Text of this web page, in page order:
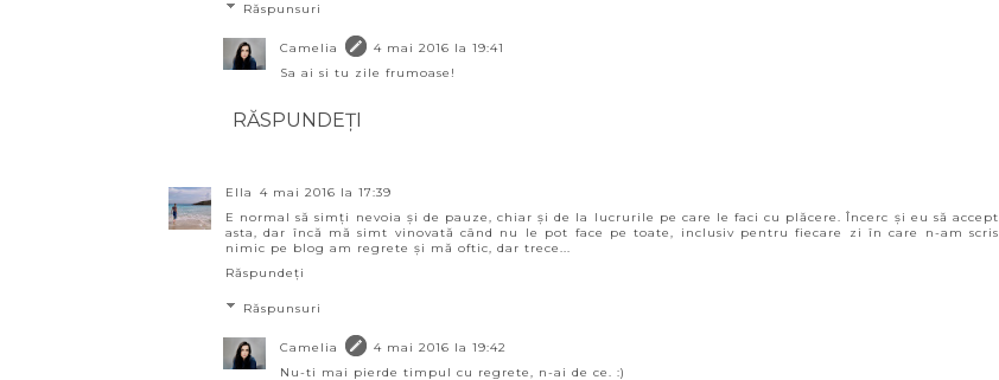
Răspunsuri
Camelia
4 mai 2016 la 19:41
Sa ai si tu zile frumoase!
RĂSPUNDEȚI
Ella
4 mai 2016 la 17:39
E normal să simți nevoia și de pauze, chiar și de la lucrurile pe care le faci cu plăcere. Încerc și eu să accept
asta, dar încă mă simt vinovată când nu le pot face pe toate, inclusiv pentru fiecare zi în care n-am scris
nimic pe blog am regrete și mă oftic, dar trece...
Răspundeți
Răspunsuri
Camelia
4 mai 2016 la 19:42
Nu-ti mai pierde timpul cu regrete, n-ai de ce. :)